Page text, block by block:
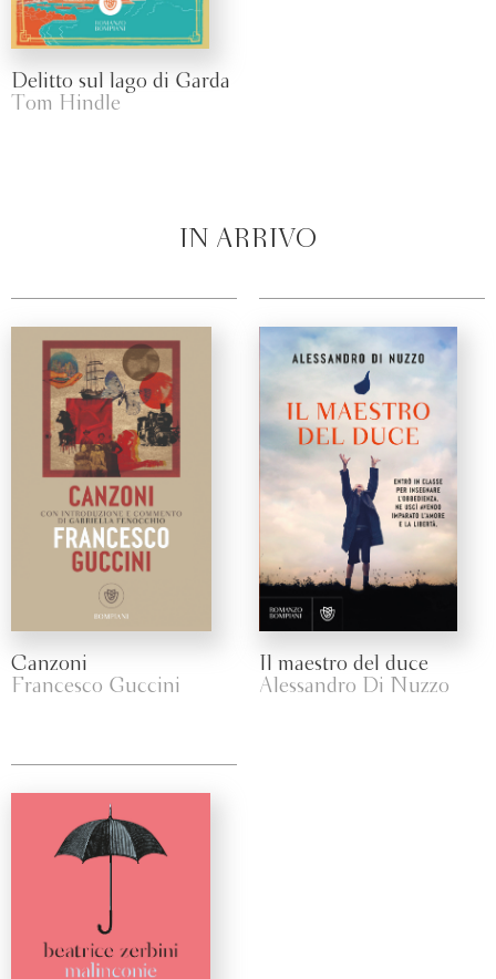
Delitto sul lago di Garda
Tom Hindle
IN ARRIVO
Canzoni
Francesco Guccini
Il maestro del duce
Alessandro Di Nuzzo